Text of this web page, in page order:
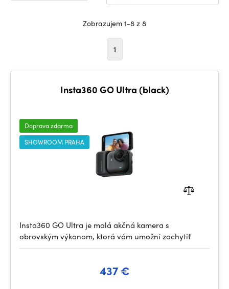
Zobrazujem 1-8 z 8
1
Insta360 GO Ultra (black)
Doprava zdarma
SHOWROOM PRAHA
Insta360 GO Ultra je malá akčná kamera s
obrovským výkonom, ktorá vám umožní zachytiť
437 €